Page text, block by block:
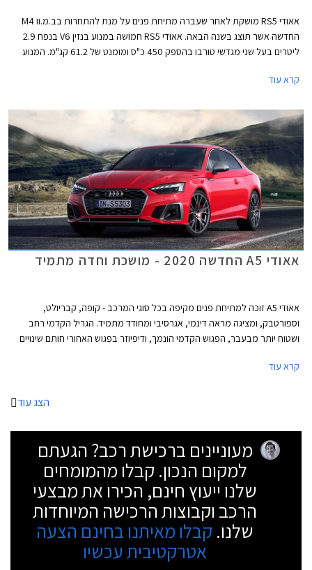
אאודי RS5 מושקת לאחר שעברה מתיחת פנים על מנת להתחרות בב.מ.וו M4
החדשה אשר תוצג בשנה הבאה. אאודי RS5 חמושה במנוע בנזין V6 בנפח 2.9
ליטרים בעל שני מגדשי טורבו בהספק 450 כ"ס ומומנט של 61.2 קג"מ. המנוע
דינמיק המוסיפה גם דיפרנציאל ספורט אחורי. המנוע שוקל 182 ק"ג בלבד וכולל
בתוך חלל ה- V את צמד מגדשי הטורבו, המייצרים לחץ גדישה של 1.5 באר.
קרא עוד
אאודי A5 החדשה 2020 - מושכת וחדה מתמיד
אאודי A5 זוכה למתיחת פנים מקיפה בכל סוגי המרכב - קופה, קבריולט,
וספורטבק, ומציגה מראה דינמי, אגרסיבי ומחודד מתמיד. הגריל הקדמי רחב
ושטוח יותר מבעבר, הפגוש הקדמי הונמך, ודיפיוזר בפגוש האחורי חותם שינויים
ומאחור, לטובת הופעה דרמטית יותר.
קרא עוד
הצג עוד
מעוניינים ברכישת רכב? הגעתם
למקום הנכון. קבלו מהמומחים
שלנו ייעוץ חינם, הכירו את מבצעי
הרכב וקבוצות הרכישה המיוחדות
שלנו. קבלו מאיתנו בחינם הצעה
אטרקטיבית עכשיו